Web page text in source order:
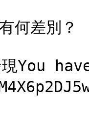
何差別？
現You